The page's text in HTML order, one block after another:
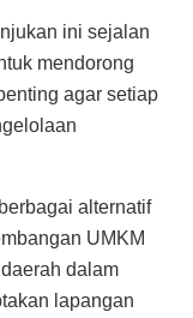
ini sejalan
mendorong
agar setiap
alternatif
UMKM
dalam
lapangan